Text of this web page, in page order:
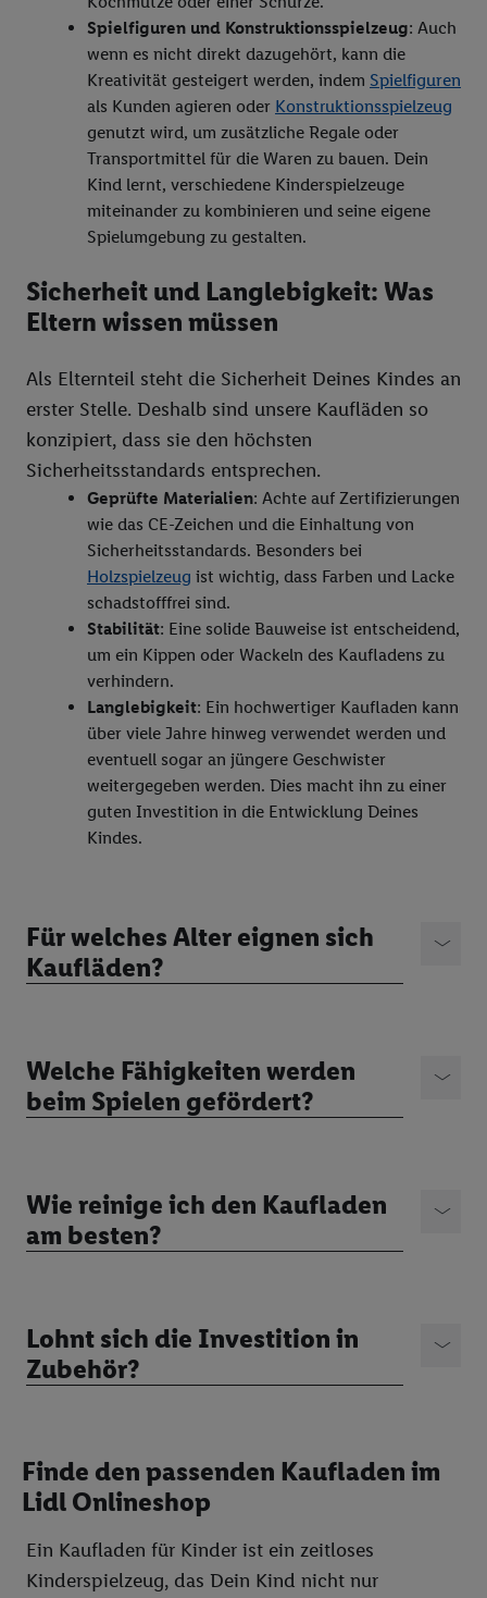
Spielfiguren und Konstruktionsspielzeug: Auch
wenn es nicht direkt dazugehört, kann die
Kreativität gesteigert werden, indem Spielfiguren
als Kunden agieren oder Konstruktionsspielzeug
genutzt wird, um zusätzliche Regale oder
Transportmittel für die Waren zu bauen. Dein
Kind lernt, verschiedene Kinderspielzeuge
miteinander zu kombinieren und seine eigene
Spielumgebung zu gestalten.
Sicherheit und Langlebigkeit: Was
Eltern wissen müssen
Als Elternteil steht die Sicherheit Deines Kindes an
erster Stelle. Deshalb sind unsere Kaufläden so
konzipiert, dass sie den höchsten
Sicherheitsstandards entsprechen.
Geprüfte Materialien: Achte auf Zertifizierungen
wie das CE-Zeichen und die Einhaltung von
Sicherheitsstandards. Besonders bei
Holzspielzeug ist wichtig, dass Farben und Lacke
schadstofffrei sind.
Stabilität: Eine solide Bauweise ist entscheidend,
um ein Kippen oder Wackeln des Kaufladens zu
verhindern.
Langlebigkeit: Ein hochwertiger Kaufladen kann
über viele Jahre hinweg verwendet werden und
eventuell sogar an jüngere Geschwister
weitergegeben werden. Dies macht ihn zu einer
guten Investition in die Entwicklung Deines
Kindes.
Für welches Alter eignen sich
Kaufläden?
Welche Fähigkeiten werden
beim Spielen gefördert?
Wie reinige ich den Kaufladen
am besten?
Lohnt sich die Investition in
Zubehör?
Finde den passenden Kaufladen im
Lidl Onlineshop
Ein Kaufladen für Kinder ist ein zeitloses
Kinderspielzeug, das Dein Kind nicht nur